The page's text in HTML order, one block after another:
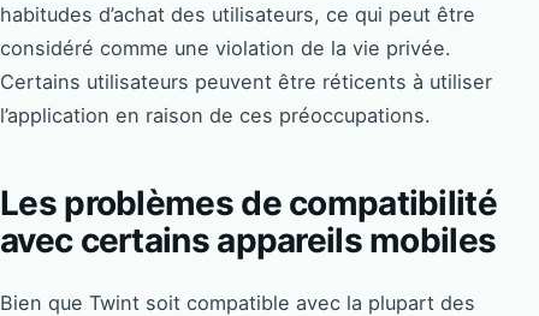
habitudes d’achat des utilisateurs, ce qui peut être
considéré comme une violation de la vie privée.
Certains utilisateurs peuvent être réticents à utiliser
l’application en raison de ces préoccupations.
Les problèmes de compatibilité
avec certains appareils mobiles
Bien que Twint soit compatible avec la plupart des